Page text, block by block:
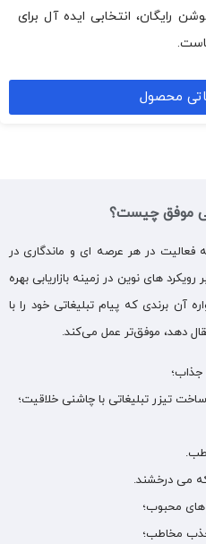
رایگان، انتخابی ایده آل برای
محصول
موفق چیست؟
فعالیت در هر عرصه‌ ای و ماندگاری در
رویکرد های نوین در زمینه بازاریابی بهره‌
آن برندی که پیام‌ تبلیغاتی خود را با
دهد، موفق‌تر عمل می‌کند.
جذاب؛
تیزر تبلیغاتی با چاشنی خلاقیت؛
می‌ درخشند.
های محبوب؛
جذب مخاطب؛